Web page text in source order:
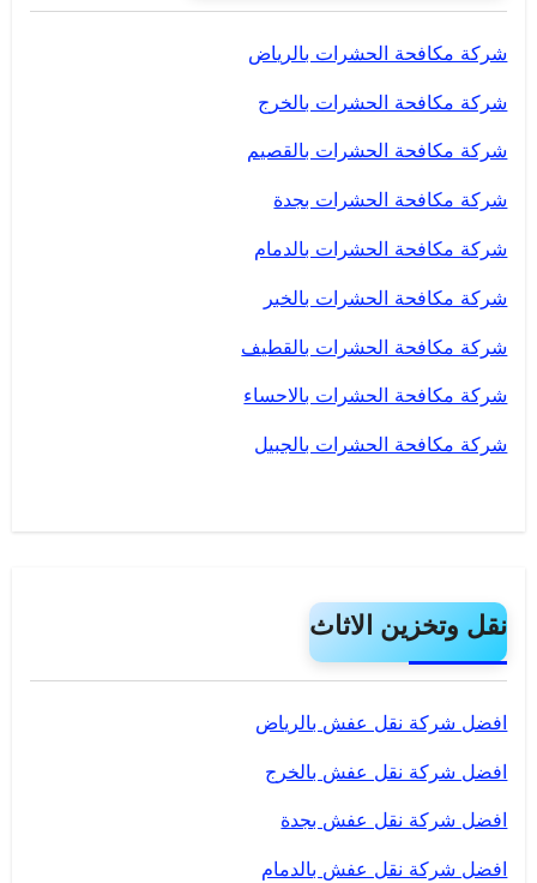
شركة مكافحة الحشرات بالرياض
شركة مكافحة الحشرات بالخرج
شركة مكافحة الحشرات بالقصيم
شركة مكافحة الحشرات بجدة
شركة مكافحة الحشرات بالدمام
شركة مكافحة الحشرات بالخبر
شركة مكافحة الحشرات بالقطيف
شركة مكافحة الحشرات بالاحساء
شركة مكافحة الحشرات بالجبيل
نقل وتخزين الاثاث
افضل شركة نقل عفش بالرياض
افضل شركة نقل عفش بالخرج
افضل شركة نقل عفش بجدة
افضل شركة نقل عفش بالدمام